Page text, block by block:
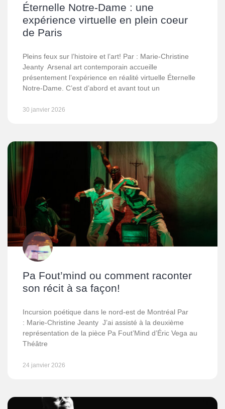
Éternelle Notre-Dame : une
expérience virtuelle en plein coeur
de Paris
Pleins feux sur l’histoire et l’art! Par : Marie-Christine
Jeanty Arsenal art contemporain accueille
présentement l’expérience en réalité virtuelle Éternelle
Notre-Dame. C’est d’abord et avant tout un
30 janvier 2026
Pa Fout’mind ou comment raconter
son récit à sa façon!
Incursion poétique dans le nord-est de Montréal Par
: Marie-Christine Jeanty J’ai assisté à la deuxième
représentation de la pièce Pa Fout’Mind d’Éric Vega au
Théâtre
24 janvier 2026